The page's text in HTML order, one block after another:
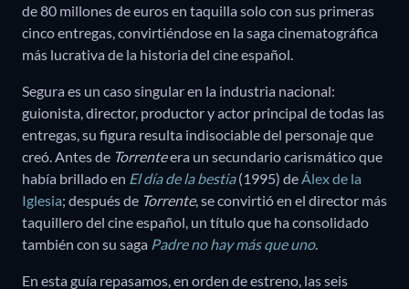
de 80 millones de euros en taquilla solo con sus primeras
cinco entregas, convirtiéndose en la saga cinematográfica
más lucrativa de la historia del cine español.
Segura es un caso singular en la industria nacional:
guionista, director, productor y actor principal de todas las
entregas, su figura resulta indisociable del personaje que
creó. Antes de Torrenteera un secundario carismático que
había brillado en El día de la bestia(1995) de Álex de la
Iglesia; después de Torrente, se convirtió en el director más
taquillero del cine español, un título que ha consolidado
también con su saga Padre no hay más que uno.
En esta guía repasamos, en orden de estreno, las seis